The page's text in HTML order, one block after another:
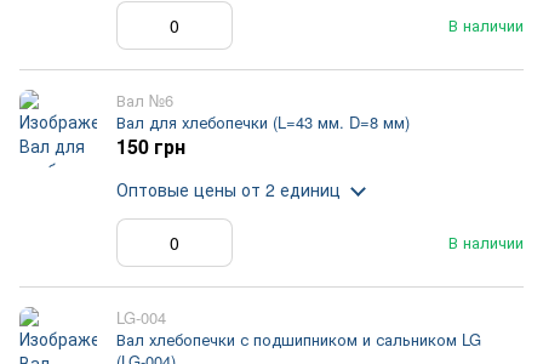
В наличии
Вал №6
Вал для хлебопечки (L=43 мм. D=8 мм)
В наличии
150 грн
Оптовые цены от 2 единиц
LG-004
Вал хлебопечки с подшипником и сальником LG